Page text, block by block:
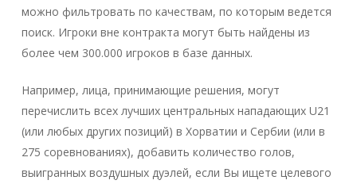
можно фильтровать по качествам, по которым ведется
поиск. Игроки вне контракта могут быть найдены из
более чем 300.000 игроков в базе данных.
Например, лица, принимающие решения, могут
перечислить всех лучших центральных нападающих U21
(или любых других позиций) в Хорватии и Сербии (или в
275 соревнованиях), добавить количество голов,
выигранных воздушных дуэлей, если Вы ищете целевого